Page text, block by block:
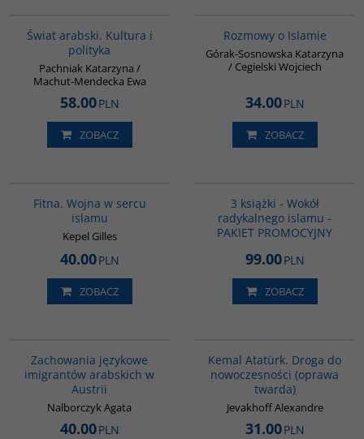
Świat arabski. Kultura i
polityka
Pachniak Katarzyna /
Machut-Mendecka Ewa
58.00PLN
ZOBACZ
Rozmowy o Islamie
Górak-Sosnowska Katarzyna
/ Cegielski Wojciech
34.00PLN
ZOBACZ
Fitna. Wojna w sercu
islamu
Kepel Gilles
40.00PLN
ZOBACZ
3 książki - Wokół
radykalnego islamu -
PAKIET PROMOCYJNY
99.00PLN
ZOBACZ
Zachowania językowe
imigrantów arabskich w
Austrii
Nalborczyk Agata
40.00PLN
Kemal Atatürk. Droga do
nowoczesności (oprawa
twarda)
Jevakhoff Alexandre
31.00PLN